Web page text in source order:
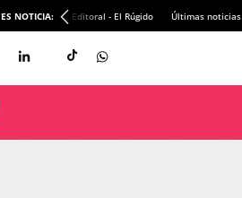
ES NOTICIA: Editoral - El Rúgido Últimas noticias